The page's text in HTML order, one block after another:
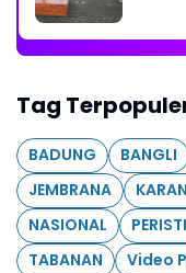
Tag
BADUNG BANGLI
JEMBRANA
NASIONAL
TABANAN
Video